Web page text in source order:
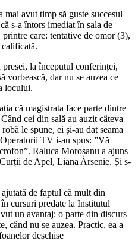
avut timp să guste succesul
s-a întors imediat în sala de
care: tentative de omor (3),
la începutul conferinței,
vorbească, dar nu se auzea ce
locului.
că magistrata face parte dintre
cei din sală au auzit câteva
le spune, ei și-au dat seama
TV i-au spus: ”Vă
Raluca Moroșanu a ajuns
de Apel, Liana Arsenie. Și s-
de faptul că mult din
cursuri predate la Institutul
un avantaj: o parte din discurs
când nu se auzea. Practic, ea a
deschise